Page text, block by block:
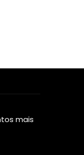
mais